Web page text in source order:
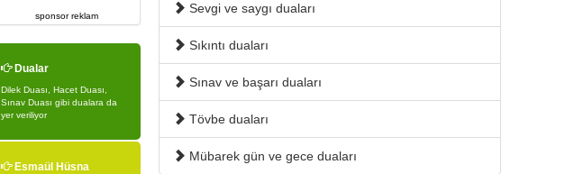
sponsor reklam
Dualar
Dilek Duası, Hacet Duası,
Sınav Duası gibi dualara da
yer veriliyor
Esmaül Hüsna
Sevgi ve saygı duaları
Sıkıntı duaları
Sınav ve başarı duaları
Tövbe duaları
Mübarek gün ve gece duaları